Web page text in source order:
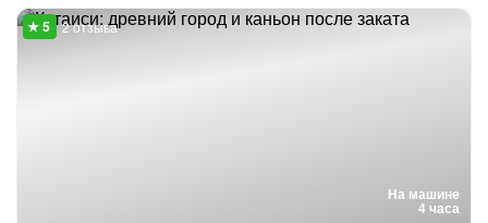
На машине
4 часа
2 отзыва